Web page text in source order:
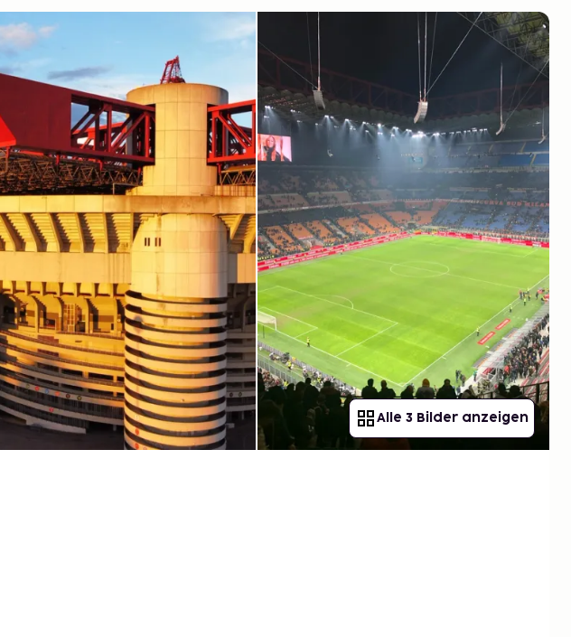
Alle 3 Bilder anzeigen